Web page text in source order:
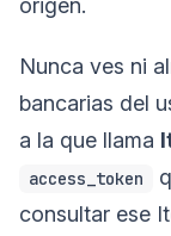
Nunca ves ni
bancarias del
a la que llama
access_token
consultar ese